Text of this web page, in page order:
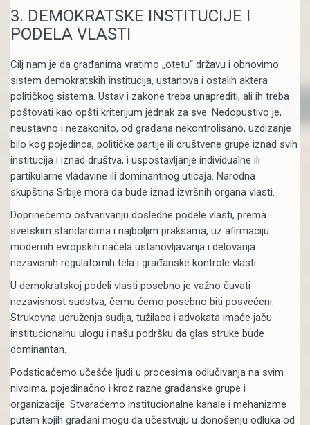
3. DEMOKRATSKE INSTITUCIJE I
PODELA VLASTI
Cilj nam je da građanima vratimo „otetu“ državu i obnovimo
sistem demokratskih institucija, ustanova i ostalih aktera
političkog sistema. Ustav i zakone treba unaprediti, ali ih treba
poštovati kao opšti kriterijum jednak za sve. Nedopustivo je,
neustavno i nezakonito, od građana nekontrolisano, uzdizanje
bilo kog pojedinca, političke partije ili društvene grupe iznad svih
institucija i iznad društva, i uspostavljanje individualne ili
partikularne vladavine ili dominantnog uticaja. Narodna
skupština Srbije mora da bude iznad izvršnih organa vlasti.
Doprinećemo ostvarivanju dosledne podele vlasti, prema
svetskim standardima i najboljim praksama, uz afirmaciju
modernih evropskih načela ustanovljavanja i delovanja
nezavisnih regulatornih tela i građanske kontrole vlasti.
U demokratskoj podeli vlasti posebno je važno čuvati
nezavisnost sudstva, čemu ćemo posebno biti posvećeni.
Strukovna udruženja sudija, tužilaca i advokata imaće jaču
institucionalnu ulogu i našu podršku da glas struke bude
dominantan.
Podsticaćemo učešće ljudi u procesima odlučivanja na svim
nivoima, pojedinačno i kroz razne građanske grupe i
organizacije. Stvaraćemo institucionalne kanale i mehanizme
putem kojih građani mogu da učestvuju u donošenju odluka od